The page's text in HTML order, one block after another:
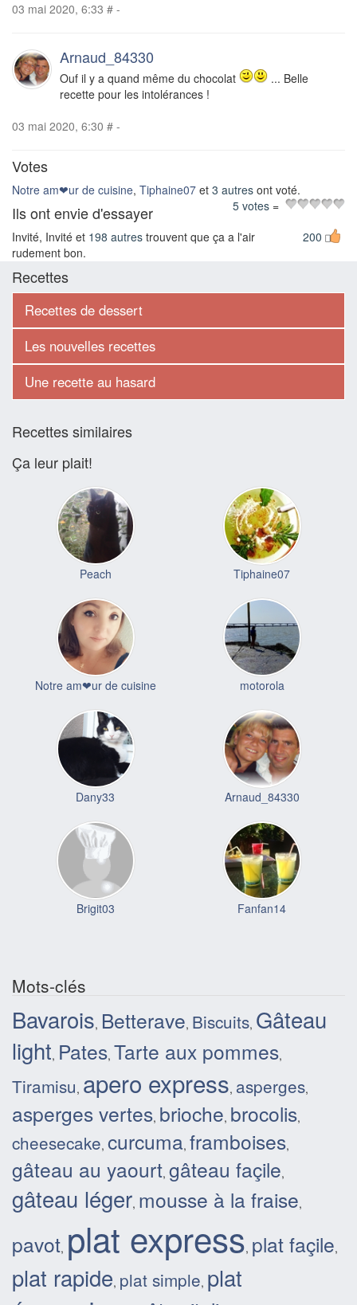
03 mai 2020, 6:33 # -
Arnaud_84330
Ouf il y a quand même du chocolat
... Belle
recette pour les intolérances !
03 mai 2020, 6:30 # -
Votes
Notre am❤ur de cuisine, Tiphaine07 et 3 autres ont voté.
=
5 votes
Ils ont envie d'essayer
200
Invité, Invité et 198 autres trouvent que ça a l'air
rudement bon.
Recettes
Recettes de dessert
Les nouvelles recettes
Une recette au hasard
Recettes similaires
Ça leur plait!
Peach Tiphaine07
Notre am❤ur de cuisine motorola
Dany33 Arnaud_84330
Brigit03 Fanfan14
Mots-clés
Bavarois, Betterave, Biscuits, Gâteau
light, Pates, Tarte aux pommes,
Tiramisu, apero express, asperges,
asperges vertes, brioche, brocolis,
cheesecake, curcuma, framboises,
gâteau au yaourt, gâteau façile,
gâteau léger, mousse à la fraise,
pavot, plat express, plat façile,
plat rapide, plat simple, plat